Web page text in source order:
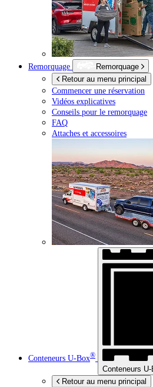
Remorquage
Remorquage
Retour au menu principal
Commencer une réservation
Vidéos explicatives
Conseils pour le remorquage
FAQ
Attaches et accessoires
Conteneurs U-Box®
Conteneurs
Retour au menu principal